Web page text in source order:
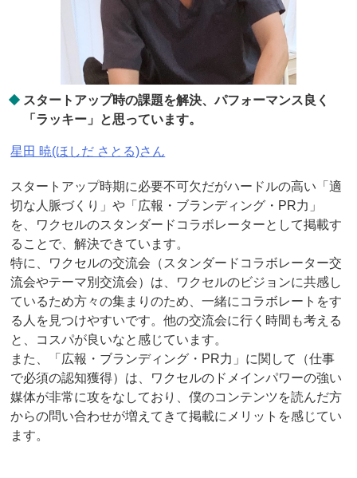
スタートアップ時の課題を解決、パフォーマンス良く
「ラッキー」と思っています。
星田 暁(ほしだ さとる)さん
スタートアップ時期に必要不可欠だがハードルの高い「適
切な人脈づくり」や「広報・ブランディング・PR力」
を、ワクセルのスタンダードコラボレーターとして掲載す
ることで、解決できています。
特に、ワクセルの交流会（スタンダードコラボレーター交
流会やテーマ別交流会）は、ワクセルのビジョンに共感し
ているため方々の集まりのため、一緒にコラボレートをす
る人を見つけやすいです。他の交流会に行く時間も考える
と、コスパが良いなと感じています。
また、「広報・ブランディング・PR力」に関して（仕事
で必須の認知獲得）は、ワクセルのドメインパワーの強い
媒体が非常に攻をなしており、僕のコンテンツを読んだ方
からの問い合わせが増えてきて掲載にメリットを感じてい
ます。